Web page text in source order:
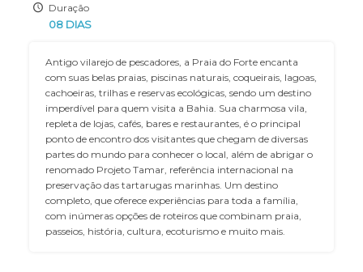
Duração
08 DIAS
Antigo vilarejo de pescadores, a Praia do Forte encanta
com suas belas praias, piscinas naturais, coqueirais, lagoas,
cachoeiras, trilhas e reservas ecológicas, sendo um destino
imperdível para quem visita a Bahia. Sua charmosa vila,
repleta de lojas, cafés, bares e restaurantes, é o principal
ponto de encontro dos visitantes que chegam de diversas
partes do mundo para conhecer o local, além de abrigar o
renomado Projeto Tamar, referência internacional na
preservação das tartarugas marinhas. Um destino
completo, que oferece experiências para toda a família,
com inúmeras opções de roteiros que combinam praia,
passeios, história, cultura, ecoturismo e muito mais.